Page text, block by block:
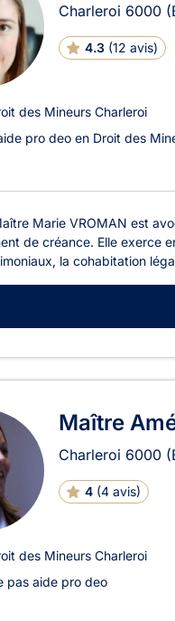
Charleroi 6000
4.3 (12 avis)
des Mineurs Charleroi
pro deo en Droit des
Marie VROMAN est
de créance. Elle exerce
la cohabitation
Maître
Charleroi 6000
4 (4 avis)
des Mineurs Charleroi
pas aide pro deo